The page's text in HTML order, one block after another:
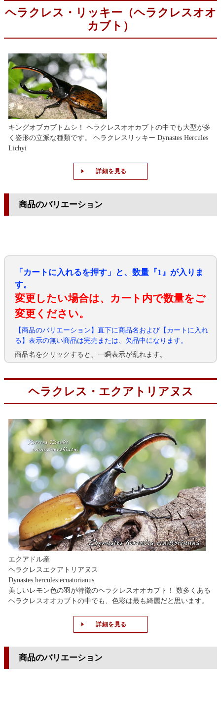
ヘラクレス・リッキー（ヘラクレスオオ
カブト）
キングオブカブトムシ！ ヘラクレスオオカブトの中でも大型が多
く姿形の立派な種類です。 ヘラクレスリッキー Dynastes Hercules
Lichyi
詳細を見る
商品のバリエーション
「カートに入れるを押す」と、数量『1』が入りま
す。
変更したい場合は、カート内で数量をご
変更ください。
【商品のバリエーション】直下に商品名および【カートに入れ
る】表示の無い商品は完売または、欠品中になります。
商品名をクリックすると、一瞬表示が乱れます。
ヘラクレス・エクアトリアヌス
エクアドル産
ヘラクレスエクアトリアヌス
Dynastes hercules ecuatorianus
美しいレモン色の羽が特徴のヘラクレスオオカブト！ 数多くある
ヘラクレスオオカブトの中でも、色彩は最も綺麗だと思います。
詳細を見る
商品のバリエーション